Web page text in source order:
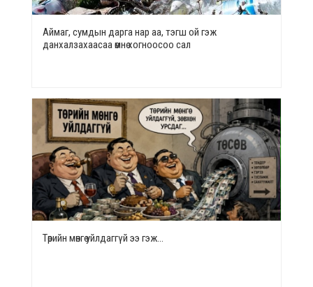
Аймаг, сумдын дарга нар аа, тэгш ой гэж
данхалзахаасаа өмнө хогноосоо сал
Төрийн мөнгө уйлдаггүй ээ гэж…